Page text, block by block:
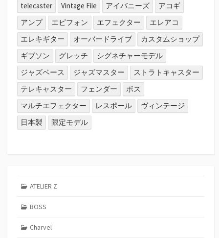
telecaster
Vintage File アイバニーズ
アコギ
アンプ
エピフォン エフェクター
エレアコ
エレキギター
オーバードライブ
カスタムショップ
ギブソン
グレッチ
シグネチャーモデル
ジャズベース
ジャズマスター
ストラトキャスター
テレキャスター
フェンダー
ボス
マルチエフェクター
レスポール
ヴィンテージ
日本製
限定モデル
ATELIER Z
BOSS
Charvel